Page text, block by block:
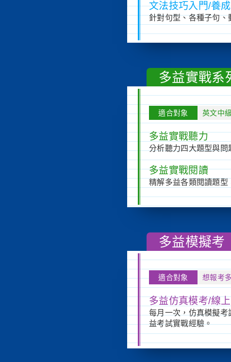
文法技巧入門/養
針對句型、各種子句
多益實戰系
適合對象 英文中
多益實戰聽力
分析聽力四大題型與問
多益實戰閱讀
精解多益各類閱讀題型
多益模擬考
適合對象 想報考
多益仿真模考/線
每月一次，仿真模擬
益考試實戰經驗。